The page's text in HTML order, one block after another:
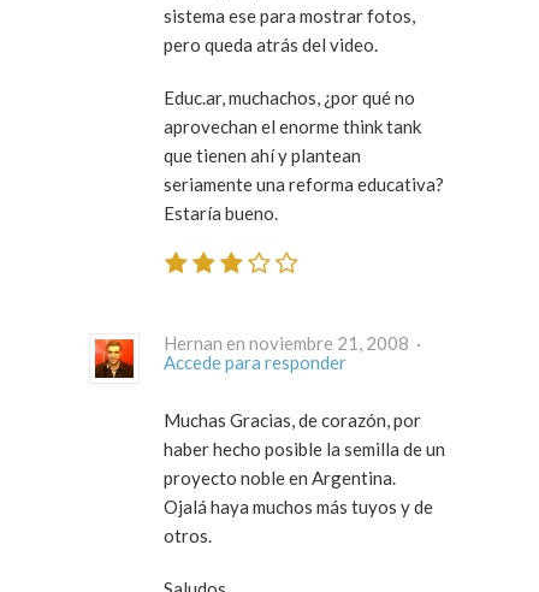
sistema ese para mostrar fotos,
pero queda atrás del video.
Educ.ar, muchachos, ¿por qué no
aprovechan el enorme think tank
que tienen ahí y plantean
seriamente una reforma educativa?
Estaría bueno.
Hernan en noviembre 21, 2008 ·
Accede para responder
Muchas Gracias, de corazón, por
haber hecho posible la semilla de un
proyecto noble en Argentina.
Ojalá haya muchos más tuyos y de
otros.